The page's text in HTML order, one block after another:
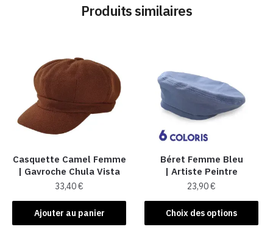
Produits similaires
Casquette Camel Femme
| Gavroche Chula Vista
33,40€
Ajouter au panier
Béret Femme Bleu
| Artiste Peintre
23,90€
Choix des options
Ce
produit